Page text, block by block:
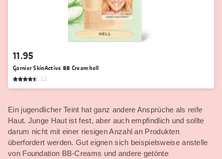
11.95
Garnier SkinActive BB Cream hell
12
Ein jugendlicher Teint hat ganz andere Ansprüche als reife
Haut. Junge Haut ist fest, aber auch empfindlich und sollte
darum nicht mit einer riesigen Anzahl an Produkten
überfordert werden. Gut eignen sich beispielsweise anstelle
von Foundation BB-Creams und andere getönte